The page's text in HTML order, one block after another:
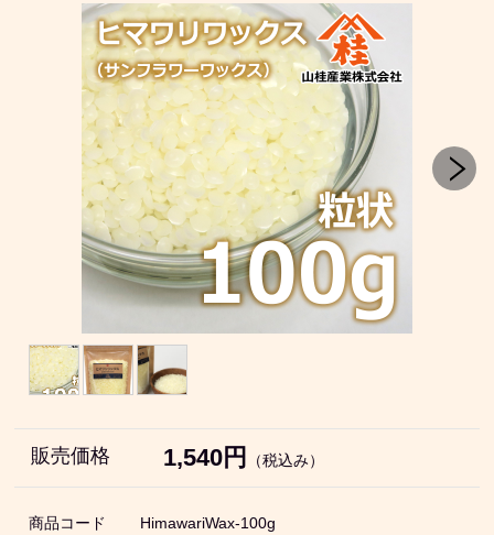
販売価格 1,540円 （税込み）
商品コード HimawariWax-100g